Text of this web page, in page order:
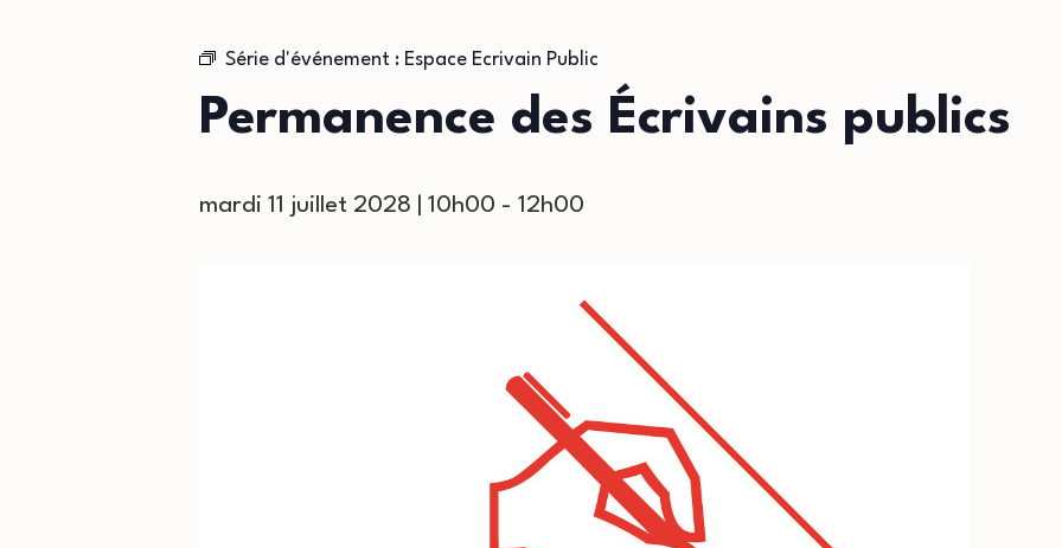
Série d'événement : Espace Ecrivain Public
Permanence des Écrivains publics
mardi 11 juillet 2028 | 10h00 - 12h00